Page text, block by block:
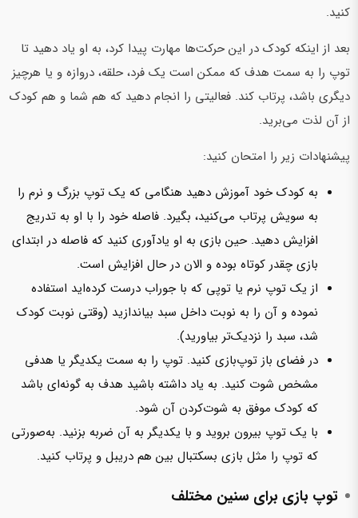
کنید.
بعد از اینکه کودک در این حرکت‌ها مهارت پیدا کرد، به او یاد دهید تا
توپ را به سمت هدف که ممکن است یک فرد، حلقه، دروازه و یا هرچیز
دیگری باشد، پرتاب کند. فعالیتی را انجام دهید که هم شما و هم کودک
از آن لذت می‌برید.
پیشنهادات زیر را امتحان کنید:
به کودک خود آموزش دهید هنگامی که یک توپ بزرگ و نرم را
به سویش پرتاب می‌کنید، بگیرد. فاصله خود را با او به تدریج
افزایش دهید. حین بازی به او یادآوری کنید که فاصله در ابتدای
بازی چقدر کوتاه بوده و الان در حال افزایش است.
از یک توپ نرم یا توپی که با جوراب درست کرده‌اید استفاده
نموده و آن را به نوبت داخل سبد بیاندازید (وقتی نوبت کودک
شد، سبد را نزدیک‌تر بیاورید).
در فضای باز توپ‌بازی کنید. توپ را به سمت یکدیگر یا هدفی
مشخص شوت کنید. به یاد‌ داشته ‌باشید هدف به گونه‌ای باشد
که کودک موفق به شوت‌کردن آن شود.
با یک توپ بیرون بروید و با یکدیگر به آن ضربه بزنید. به‌صورتی
که توپ را مثل بازی بسکتبال بین هم دریبل و پرتاب کنید.
توپ بازی برای سنین مختلف